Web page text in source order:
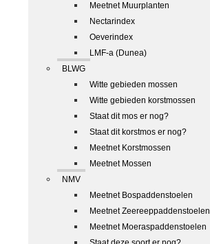
Meetnet Muurplanten
Nectarindex
Oeverindex
LMF-a (Dunea)
BLWG
Witte gebieden mossen
Witte gebieden korstmossen
Staat dit mos er nog?
Staat dit korstmos er nog?
Meetnet Korstmossen
Meetnet Mossen
NMV
Meetnet Bospaddenstoelen
Meetnet Zeereeppaddenstoelen
Meetnet Moeraspaddenstoelen